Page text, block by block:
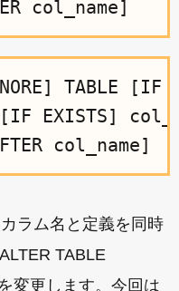
TABLE [IF
EXISTS]
ラム名と定義を同時
TABLE
変更します。今回は